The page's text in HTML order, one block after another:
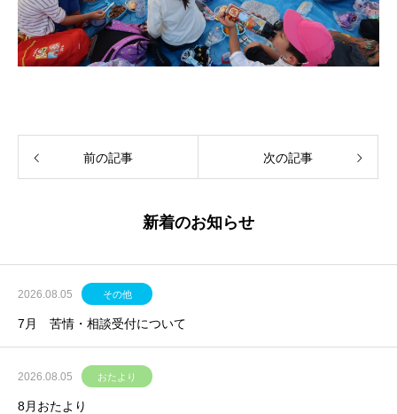
前の記事 次の記事
新着のお知らせ
2026.08.05 その他
7月 苦情・相談受付について
2026.08.05 おたより
8月おたより